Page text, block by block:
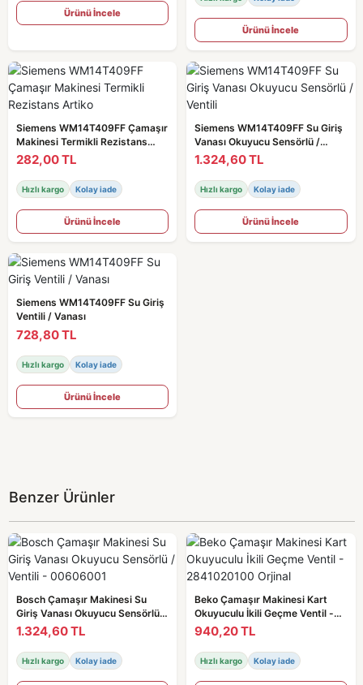
Ürünü İncele
Ürünü İncele
Siemens WM14T409FF Çamaşır
Makinesi Termikli Rezistans
Artiko
282,00 TL
Hızlı kargo Kolay iade
Ürünü İncele
Siemens WM14T409FF Su Giriş
Vanası Okuyucu Sensörlü /
Ventili
1.324,60 TL
Hızlı kargo Kolay iade
Ürünü İncele
Siemens WM14T409FF Su Giriş
Ventili / Vanası
728,80 TL
Hızlı kargo Kolay iade
Ürünü İncele
Benzer Ürünler
Bosch Çamaşır Makinesi Su
Giriş Vanası Okuyucu Sensörlü /
Ventili - 00606001
1.324,60 TL
Hızlı kargo Kolay iade
Beko Çamaşır Makinesi Kart
Okuyuculu İkili Geçme Ventil -
2841020100 Orjinal
940,20 TL
Hızlı kargo Kolay iade